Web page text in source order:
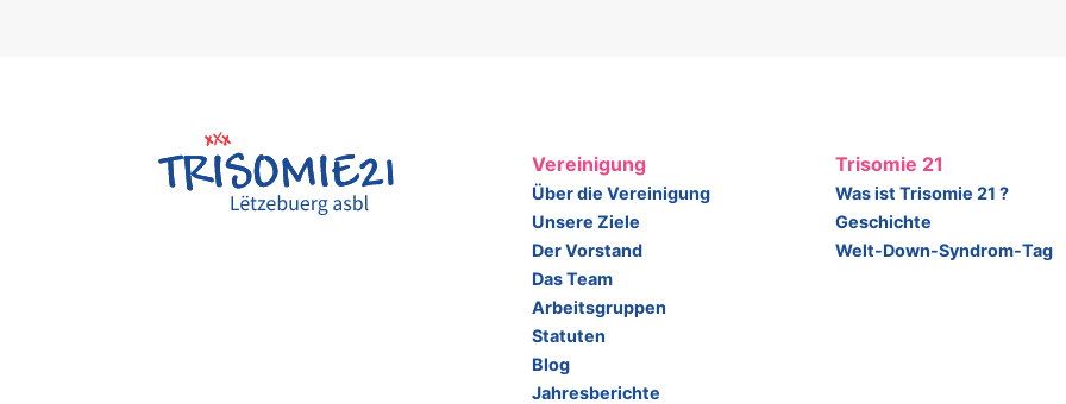
Vereinigung
Über die Vereinigung
Unsere Ziele
Der Vorstand
Das Team
Arbeitsgruppen
Statuten
Blog
Jahresberichte
Trisomie 21
Was ist Trisomie 21 ?
Geschichte
Welt-Down-Syndrom-Tag